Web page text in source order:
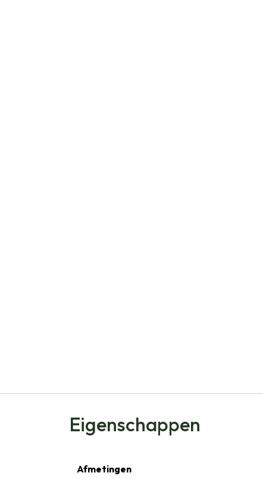
Eigenschappen
Afmetingen